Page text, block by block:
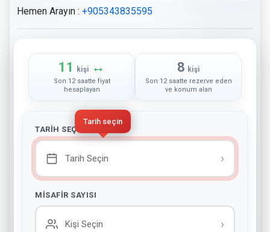
Hemen Arayın : +905343835595
11 kişi ↔
Son 12 saatte fiyat
hesaplayan
8 kişi
Son 12 saatte rezerve eden
ve konum alan
TARIH SEÇINIZ
Tarih Seçin ›
MISAFIR SAYISI
Kişi Seçin ›
Tarih seçin